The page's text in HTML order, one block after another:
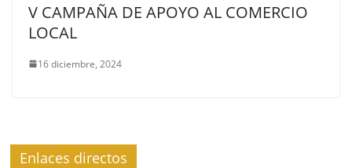
V CAMPAÑA DE APOYO AL COMERCIO
LOCAL
16 diciembre, 2024
Enlaces directos